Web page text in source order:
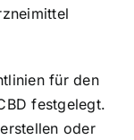
für den
festgelegt.
oder